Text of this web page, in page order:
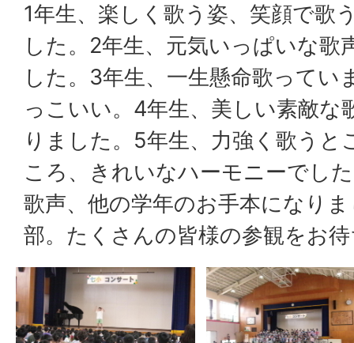
1年生、楽しく歌う姿、笑顔で歌
した。2年生、元気いっぱいな歌
した。3年生、一生懸命歌ってい
っこいい。4年生、美しい素敵な
りました。5年生、力強く歌うと
ころ、きれいなハーモニーでし
歌声、他の学年のお手本になり
部。たくさんの皆様の参観をお